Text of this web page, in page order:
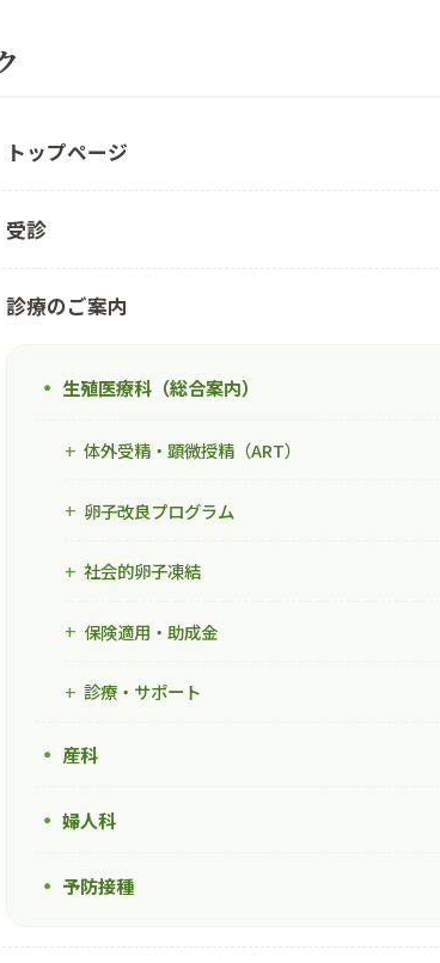
トップページ
受診
診療のご案内
生殖医療科（総合案内）
体外受精・顕微授精（ART）
卵子改良プログラム
社会的卵子凍結
保険適用・助成金
診療・サポート
産科
婦人科
予防接種
ました
ております。